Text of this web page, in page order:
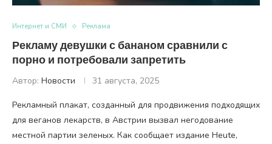
Интернет и СМИ Реклама
Рекламу девушки с бананом сравнили с
порно и потребовали запретить
Автор: Новости 31 августа, 2025
Рекламный плакат, созданный для продвижения подходящих
для веганов лекарств, в Австрии вызвал негодование
местной партии зеленых. Как сообщает издание Heute,